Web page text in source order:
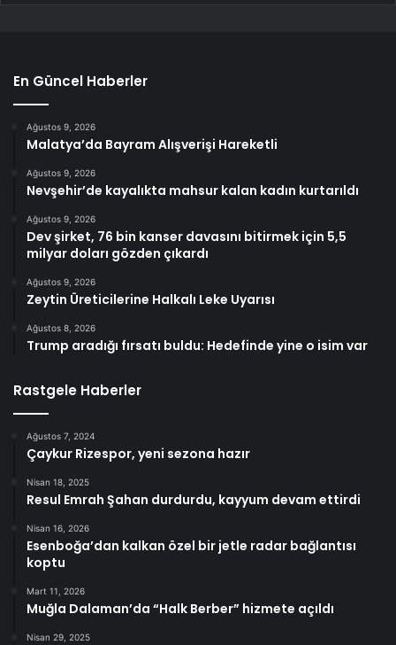
En Güncel Haberler
Ağustos 9, 2026
Malatya’da Bayram Alışverişi Hareketli
Ağustos 9, 2026
Nevşehir’de kayalıkta mahsur kalan kadın kurtarıldı
Ağustos 9, 2026
Dev şirket, 76 bin kanser davasını bitirmek için 5,5
milyar doları gözden çıkardı
Ağustos 9, 2026
Zeytin Üreticilerine Halkalı Leke Uyarısı
Ağustos 8, 2026
Trump aradığı fırsatı buldu: Hedefinde yine o isim var
Rastgele Haberler
Ağustos 7, 2024
Çaykur Rizespor, yeni sezona hazır
Nisan 18, 2025
Resul Emrah Şahan durdurdu, kayyum devam ettirdi
Nisan 16, 2026
Esenboğa’dan kalkan özel bir jetle radar bağlantısı
koptu
Mart 11, 2026
Muğla Dalaman’da “Halk Berber” hizmete açıldı
Nisan 29, 2025